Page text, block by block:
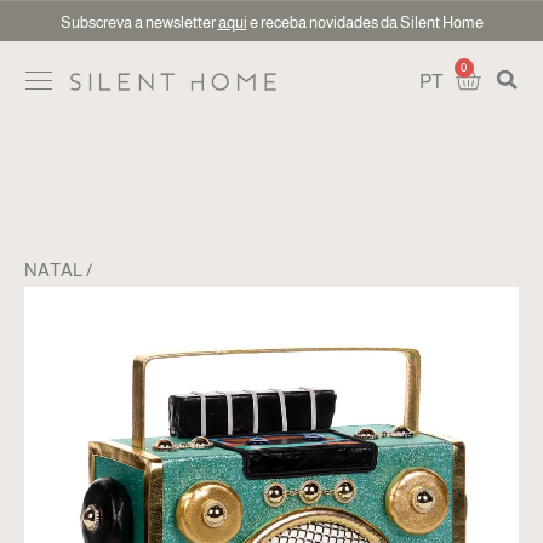
Subscreva a newsletteraqui e receba novidades da Silent Home
PT
0
NATAL